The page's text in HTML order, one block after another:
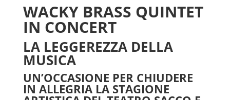
WACKY BRASS QUINTET
IN CONCERT
LA LEGGEREZZA DELLA
MUSICA
UN’OCCASIONE PER CHIUDERE
IN ALLEGRIA LA STAGIONE